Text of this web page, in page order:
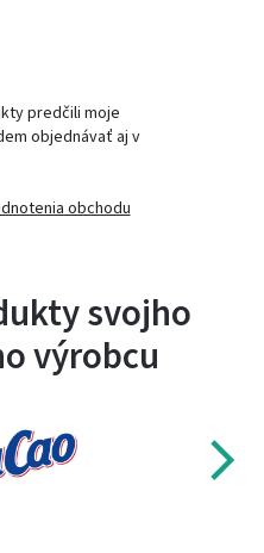
predčili moje
objednávať aj v
obchodu
svojho
výrobcu